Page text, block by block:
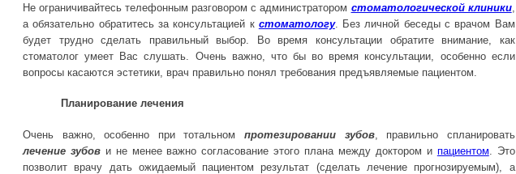
Не ограничивайтесь телефонным разговором с администратором стоматологической клиники,
а обязательно обратитесь за консультацией к стоматологу. Без личной беседы с врачом Вам
будет трудно сделать правильный выбор. Во время консультации обратите внимание, как
стоматолог умеет Вас слушать. Очень важно, что бы во время консультации, особенно если
вопросы касаются эстетики, врач правильно понял требования предъявляемые пациентом.
Планирование лечения
Очень важно, особенно при тотальном протезировании зубов, правильно спланировать
лечение зубови не менее важно согласование этого плана между доктором и пациентом . Это
позволит врачу дать ожидаемый пациентом результат (сделать лечение прогнозируемым), а